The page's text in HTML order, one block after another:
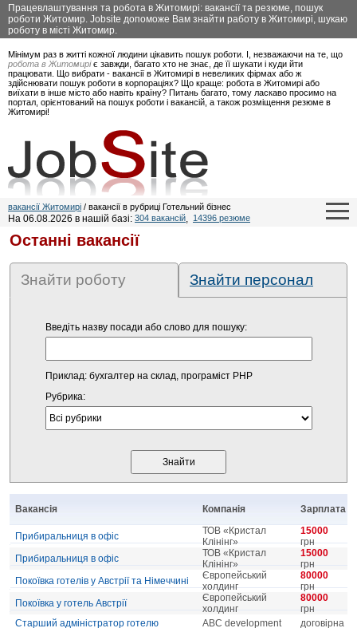
Працевлаштування та робота в Житомирі: вакансії та резюме, пошук
роботи Житомир. Jobsite допоможе Вам знайти работу в Житомирі, шукаю
роботу в місті Житомир.
Мінімум раз в житті кожної людини цікавить пошук роботи. І, незважаючи на те, що
робота в Житомиріє завжди, багато хто не знає, де її шукати і куди йти
працювати. Що вибрати - вакансії в Житомирі в невеликих фірмах або ж
здійснювати пошук роботи в корпораціях? Що краще: робота в Житомирі або
виїхати в інше місто або навіть країну? Питань багато, тому ласкаво просимо на
портал, орієнтований на пошук роботи і вакансій, а також розміщення резюме в
Житомирі!
вакансії Житомирі / вакансії в рубриці Готельний бізнес
На 06.08.2026 в нашій базі: 304 вакансій, 14396 резюме
Останні вакансії
Знайти роботу Знайти персонал
Введіть назву посади або слово для пошуку:
Приклад: бухгалтер на склад, програміст PHP
Рубрика:
Вакансія Компанія Зарплата
Прибиральниця в офіс
ТОВ «Кристал
Клінінг»
15000
грн
Прибиральниця в офіс
ТОВ «Кристал
Клінінг»
15000
грн
Покоївка готелів у Австрії та Німеччині
Європейський
холдинг
80000
грн
Покоївка у готель Австрії
Європейський
холдинг
80000
грн
Старший адміністратор готелю
ABC development
договірна